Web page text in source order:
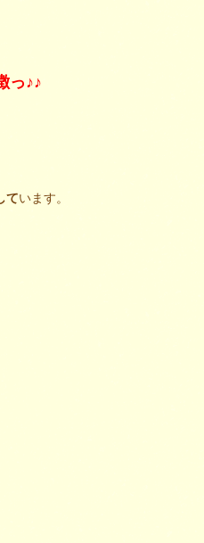
っ♪♪
ています。